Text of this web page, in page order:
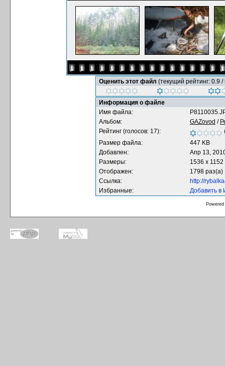
Оценить этот файл (текущий рейтинг: 0.9 /
Информация о файле
Имя файла:
Альбом:
GAZovod /
Рейтинг (голосов: 17):
Размер файла:
447 KB
Добавлен:
Апр 13,
Размеры:
1536 x 1152
Отображен:
1798 раз(а)
Ссылка:
http://
Избранные:
Добавить в